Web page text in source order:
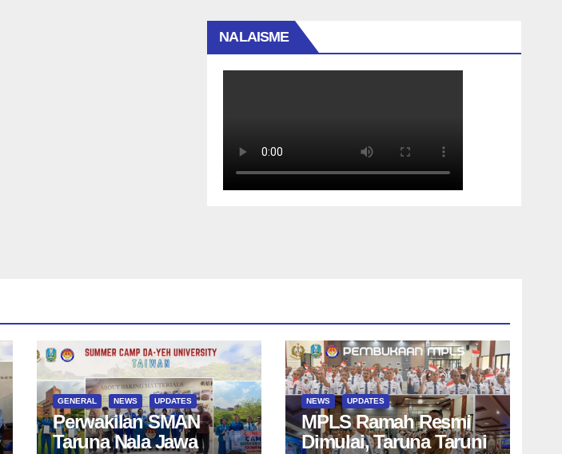
NALAISME
GENERAL NEWS UPDATES
Perwakilan SMAN
Taruna Nala Jawa
NEWS UPDATES
MPLS Ramah Resmi
Dimulai, Taruna Taruni